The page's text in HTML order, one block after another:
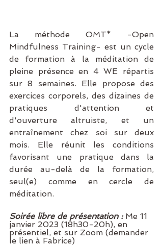
La méthode OMT* -Open
Mindfulness Training- est un cycle
de formation à la méditation de
pleine présence en 4 WE répartis
sur 8 semaines. Elle propose des
exercices corporels, des dizaines de
pratiques d'attention et
d'ouverture altruiste, et un
entraînement chez soi sur deux
mois. Elle réunit les conditions
favorisant une pratique dans la
durée au-delà de la formation,
seul(e) comme en cercle de
méditation.
Soirée libre de présentation : Me 11
janvier 2023 (18h30-20h), en
présentiel, et sur Zoom (demander
le lien à Fabrice)